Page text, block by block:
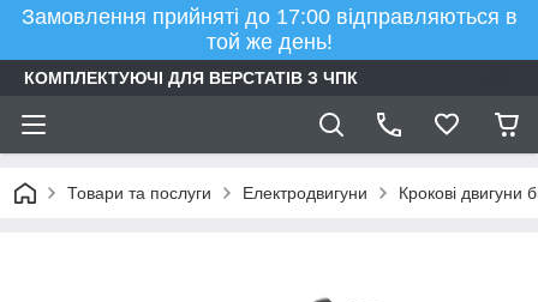
Замовлення прийняті до 17:00 відправляються в
той же день!
КОМПЛЕКТУЮЧІ ДЛЯ ВЕРСТАТІВ З ЧПК
Товари та послуги Електродвигуни Крокові двигуни